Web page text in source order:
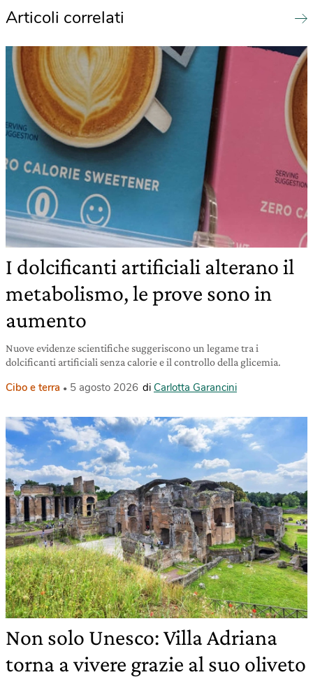
Articoli correlati
I dolcificanti artificiali alterano il
metabolismo, le prove sono in
aumento
Nuove evidenze scientifiche suggeriscono un legame tra i
dolcificanti artificiali senza calorie e il controllo della glicemia.
Cibo e terra 5 agosto 2026 di Carlotta Garancini
Non solo Unesco: Villa Adriana
torna a vivere grazie al suo oliveto